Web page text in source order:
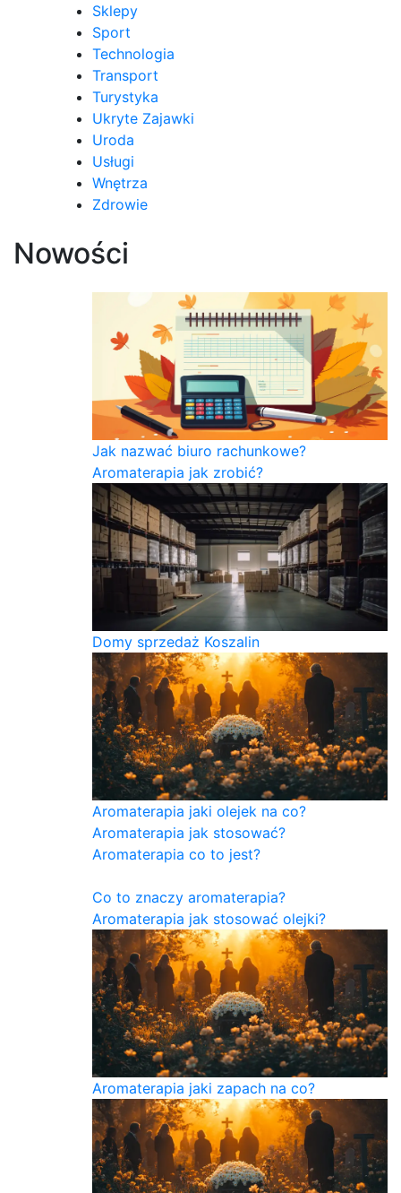
Sklepy
Sport
Technologia
Transport
Turystyka
Ukryte Zajawki
Uroda
Usługi
Wnętrza
Zdrowie
Nowości
Jak nazwać biuro rachunkowe?
Aromaterapia jak zrobić?
Domy sprzedaż Koszalin
Aromaterapia jaki olejek na co?
Aromaterapia jak stosować?
Aromaterapia co to jest?
Co to znaczy aromaterapia?
Aromaterapia jak stosować olejki?
Aromaterapia jaki zapach na co?